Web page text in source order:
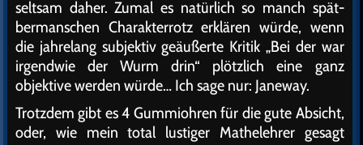
seltsam daher. Zumal es natürlich so manch spät-
bermanschen Charakterrotz erklären würde, wenn
die jahrelang subjektiv geäußerte Kritik „Bei der war
irgendwie der Wurm drin“ plötzlich eine ganz
objektive werden würde… Ich sage nur: Janeway.
Trotzdem gibt es 4 Gummiohren für die gute Absicht,
oder, wie mein total lustiger Mathelehrer gesagt